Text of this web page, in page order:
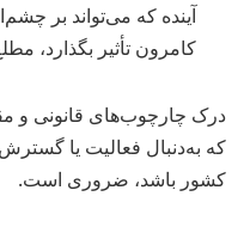
آینده که می‌تواند بر
کامرون تأثیر بگذارد،
درک چارچوب‌های قانونی و
که به‌دنبال فعالیت یا
کشور باشد، ضروری است.